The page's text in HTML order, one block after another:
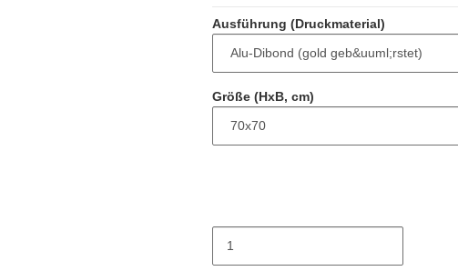
Ausführung (Druckmaterial)
Größe (HxB, cm)